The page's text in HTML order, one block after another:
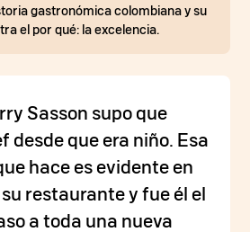
gastronómica colombiana y su
el por qué: la excelencia.
Sasson supo que
desde que era niño. Esa
hace es evidente en
restaurante y fue él el
a toda una nueva